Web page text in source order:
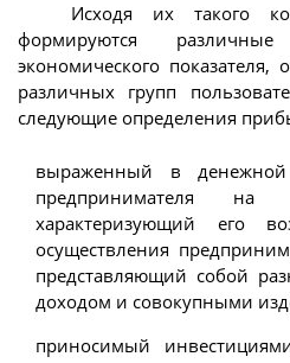
Исходя их такого
формируются
экономического показателя,
различных групп
следующие определения
выраженный в
предпринимателя на
характеризующий его
осуществления
представляющий собой
доходом и совокупными
приносимый